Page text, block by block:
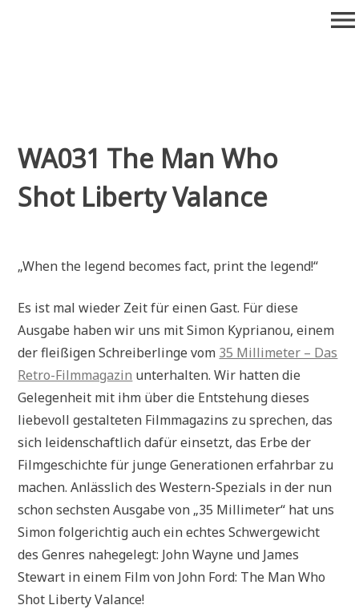
menu
WA031 The Man Who
Shot Liberty Valance
„When the legend becomes fact, print the legend!“
Es ist mal wieder Zeit für einen Gast. Für diese
Ausgabe haben wir uns mit Simon Kyprianou, einem
der fleißigen Schreiberlinge vom 35 Millimeter – Das
Retro-Filmmagazin unterhalten. Wir hatten die
Gelegenheit mit ihm über die Entstehung dieses
liebevoll gestalteten Filmmagazins zu sprechen, das
sich leidenschaftlich dafür einsetzt, das Erbe der
Filmgeschichte für junge Generationen erfahrbar zu
machen. Anlässlich des Western-Spezials in der nun
schon sechsten Ausgabe von „35 Millimeter“ hat uns
Simon folgerichtig auch ein echtes Schwergewicht
des Genres nahegelegt: John Wayne und James
Stewart in einem Film von John Ford: The Man Who
Shot Liberty Valance !